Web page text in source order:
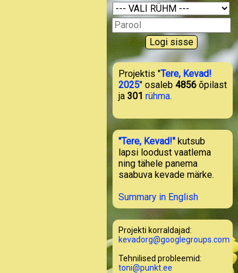
Projektis "Tere, Kevad!
2025" osaleb 4856 õpilast
ja 301 rühma.
"Tere, Kevad!" kutsub
lapsi loodust vaatlema
ning tähele panema
saabuva kevade märke.
Summary in English
Projekti korraldajad:
kevadorg@googlegroups.com
Tehnilised probleemid:
toni@punkt.ee